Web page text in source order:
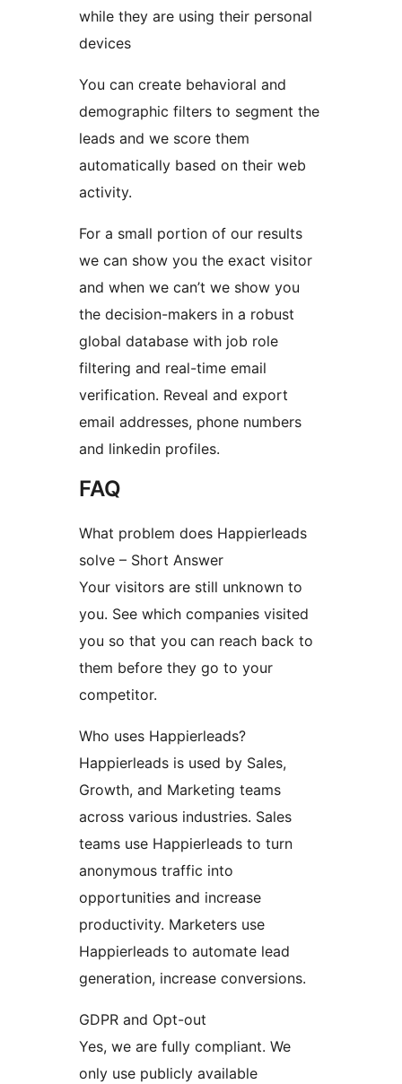
while they are using their personal
devices
You can create behavioral and
demographic filters to segment the
leads and we score them
automatically based on their web
activity.
For a small portion of our results
we can show you the exact visitor
and when we can’t we show you
the decision-makers in a robust
global database with job role
filtering and real-time email
verification. Reveal and export
email addresses, phone numbers
and linkedin profiles.
FAQ
What problem does Happierleads
solve – Short Answer
Your visitors are still unknown to
you. See which companies visited
you so that you can reach back to
them before they go to your
competitor.
Who uses Happierleads?
Happierleads is used by Sales,
Growth, and Marketing teams
across various industries. Sales
teams use Happierleads to turn
anonymous traffic into
opportunities and increase
productivity. Marketers use
Happierleads to automate lead
generation, increase conversions.
GDPR and Opt-out
Yes, we are fully compliant. We
only use publicly available